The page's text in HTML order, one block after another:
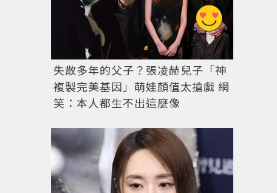
失散多年的父子？張凌赫兒子「神
複製完美基因」萌娃顏值太搶戲 網
笑：本人都生不出這麼像